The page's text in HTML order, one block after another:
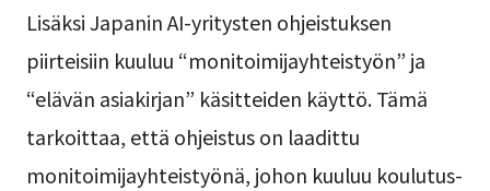
Lisäksi Japanin AI-yritysten ohjeistuksen
piirteisiin kuuluu “monitoimijayhteistyön” ja
“elävän asiakirjan” käsitteiden käyttö. Tämä
tarkoittaa, että ohjeistus on laadittu
monitoimijayhteistyönä, johon kuuluu koulutus-